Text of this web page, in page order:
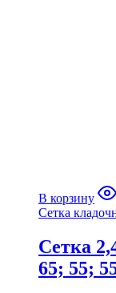
В корзину
Сетка
Сетка
65; 55;